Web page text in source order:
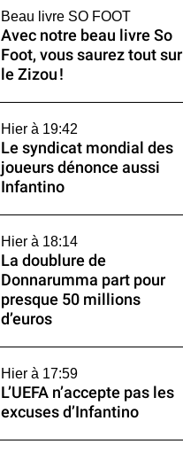
Beau livre SO FOOT
Avec notre beau livre So
Foot, vous saurez tout sur
le Zizou !
Hier à 19:42
Le syndicat mondial des
joueurs dénonce aussi
Infantino
Hier à 18:14
La doublure de
Donnarumma part pour
presque 50 millions
d’euros
Hier à 17:59
L’UEFA n’accepte pas les
excuses d’Infantino